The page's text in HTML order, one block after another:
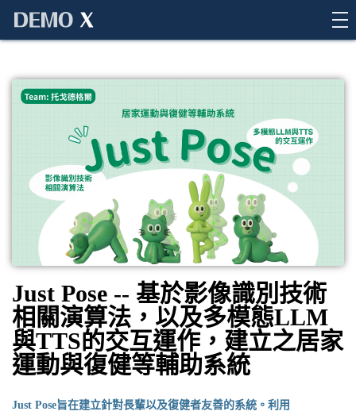
Demo X
Just Pose -- 基於影像識別技術
相關演算法，以及多模態LLM
與TTS的交互運作，建立之居家
運動與復健等輔助系統
Just Pose旨在建立針對長輩以及復健者友善的系統。利用